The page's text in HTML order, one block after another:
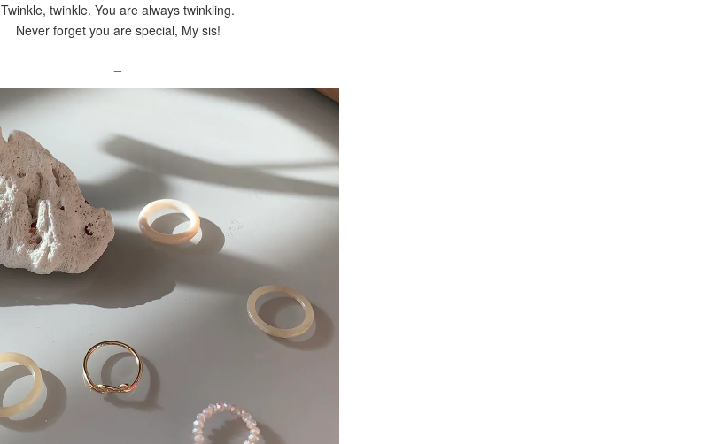
Twinkle, twinkle. You are always twinkling.
Never forget you are special, My sis!